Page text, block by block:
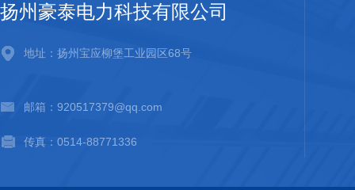
扬州豪泰电力科技有限公司
地址：扬州宝应柳堡工业园区68号
邮箱：920517379@qq.com
传真：0514-88771336